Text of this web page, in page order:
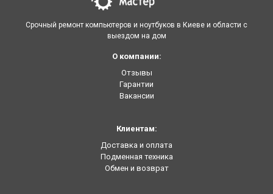
Срочный ремонт компьютеров и ноутбуков в Киеве и области с
выездом на дом
О компании:
Отзывы
Гарантии
Вакансии
Клиентам:
Доставка и оплата
Подменная техника
Обмен и возврат